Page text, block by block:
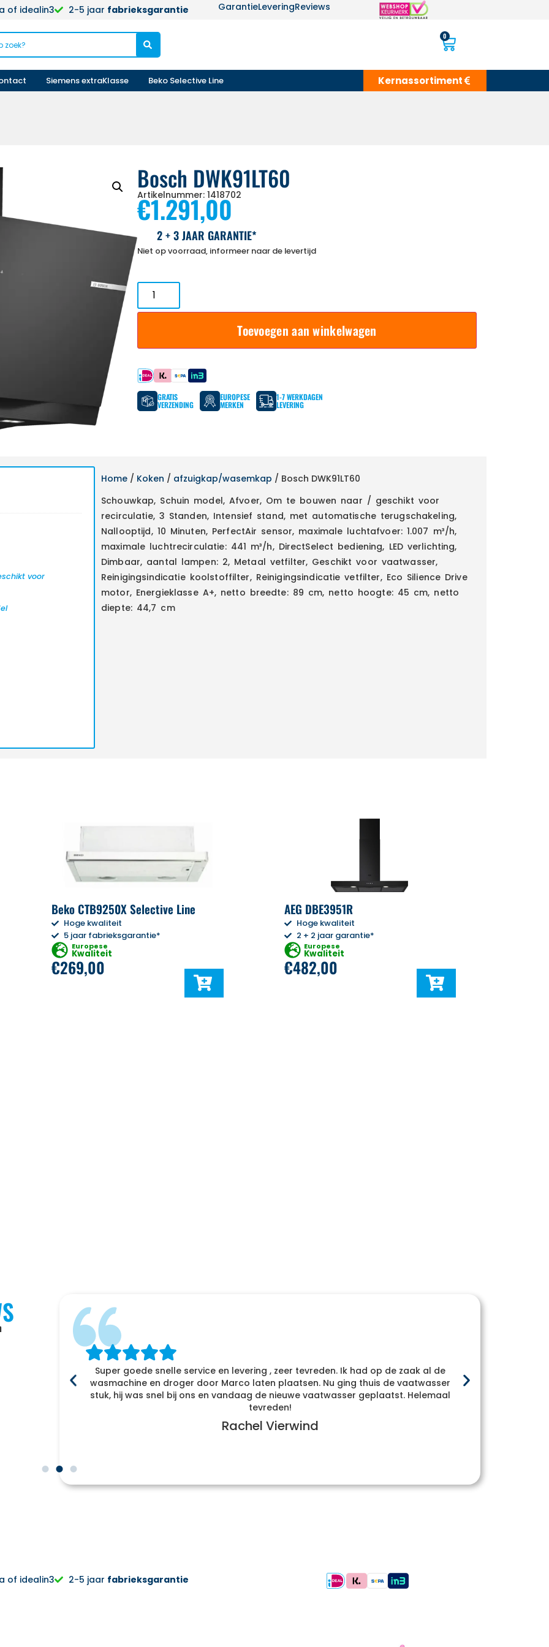
of idealin3 2-5 jaar fabrieksgarantie GarantieLeveringReviews
0
Siemens extraKlasse Beko Selective Line Kernassortiment
Bosch DWK91LT60
Artikelnummer: 1418702
€1.291,00
2 + 3 JAAR GARANTIE*
Niet op voorraad, informeer naar de levertijd
Toevoegen aan winkelwagen
Betaal met
GRATIS
VERZENDING
EUROPESE
MERKEN
1-7 WERKDAGEN
LEVERING
voor
Home / Koken / afzuigkap/wasemkap / Bosch DWK91LT60
Schouwkap, Schuin model, Afvoer, Om te bouwen naar / geschikt voor
recirculatie, 3 Standen, Intensief stand, met automatische terugschakeling,
Nallooptijd, 10 Minuten, PerfectAir sensor, maximale luchtafvoer: 1.007 m³/h,
maximale luchtrecirculatie: 441 m³/h, DirectSelect bediening, LED verlichting,
Dimbaar, aantal lampen: 2, Metaal vetfilter, Geschikt voor vaatwasser,
Reinigingsindicatie koolstoffilter, Reinigingsindicatie vetfilter, Eco Silience Drive
motor, Energieklasse A+, netto breedte: 89 cm, netto hoogte: 45 cm, netto
diepte: 44,7 cm
Beko CTB9250X Selective Line
Hoge kwaliteit
5 jaar fabrieksgarantie*
Europese
Kwaliteit
€269,00
AEG DBE3951R
Hoge kwaliteit
2 + 2 jaar garantie*
Europese
Kwaliteit
€482,00
Super goede snelle service en levering , zeer tevreden. Ik had op de zaak al de
wasmachine en droger door Marco laten plaatsen. Nu ging thuis de vaatwasser
stuk, hij was snel bij ons en vandaag de nieuwe vaatwasser geplaatst. Helemaal
tevreden!
Rachel Vierwind
of idealin3 2-5 jaar fabrieksgarantie